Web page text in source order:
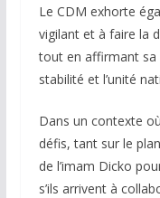
Le CDM exhorte
vigilant et à faire la
tout en affirmant sa
stabilité et l’unité
Dans un contexte
défis, tant sur le
de l’imam Dicko
s’ils arrivent à